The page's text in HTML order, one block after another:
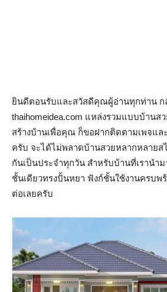
ยินดีตอนรับและสวัสดีคุณผู้อ่านทุกท่าน ก
thaihomeidea.com แหล่งรวมแบบบ้านส
สร้างบ้านเพื่อคุณ ก็ขอฝากติดตามเพจและ
ครับ จะได้ไม่พลาดบ้านสวยหลากหลายส
กันเป็นประจำทุกวัน สำหรับบ้านที่เรานำ
ชั้นเดียวทรงปั้นหยา ฟังก์ชั้นใช้งานครบพ
ต่อเลยครับ